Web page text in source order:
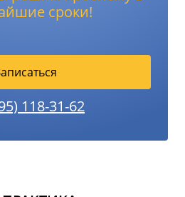
сроки!
118-31-62